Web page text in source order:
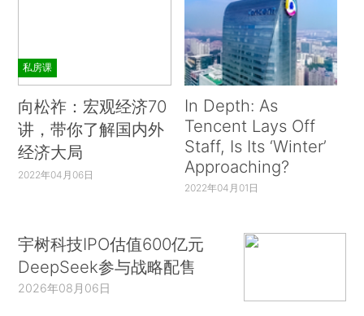
私房课
向松祚：宏观经济70
讲，带你了解国内外
经济大局
2022年04月06日
In Depth: As
Tencent Lays Off
Staff, Is Its ‘Winter’
Approaching?
2022年04月01日
宇树科技IPO估值600亿元
DeepSeek参与战略配售
2026年08月06日